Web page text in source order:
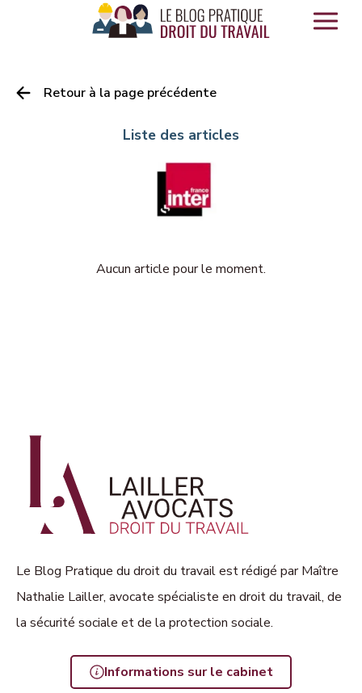
Panneau de gestion des cookies
Retour à la page précédente
Liste des articles
Aucun article pour le moment.
Le Blog Pratique du droit du travail est rédigé par Maître
Nathalie Lailler, avocate spécialiste en droit du travail, de
la sécurité sociale et de la protection sociale.
Informations sur le cabinet